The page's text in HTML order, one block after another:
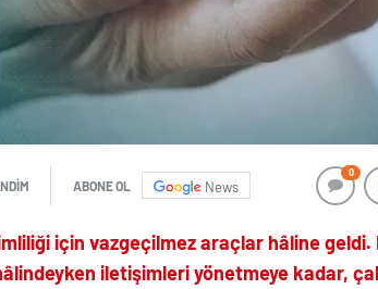
ABONE OL News
0
için vazgeçilmez araçlar hâline
iletişimleri yönetmeye kadar,